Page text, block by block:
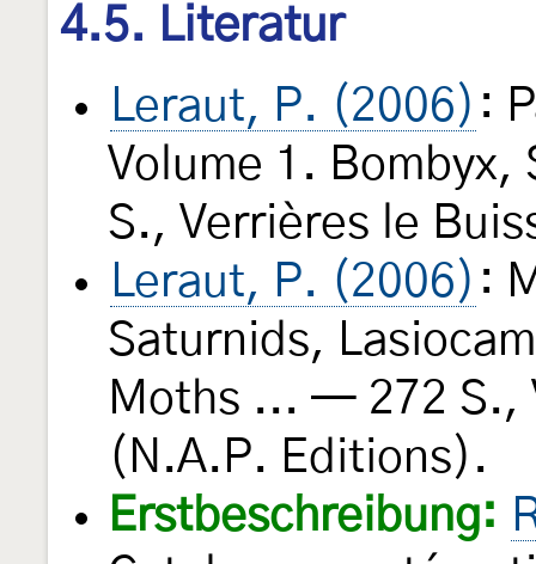
4.5. Literatur
Leraut, P. (2006) :
Volume 1.
S., Verrières le
Leraut, P. (2006) :
Saturnids,
Moths ... — 272 S.,
(N.A.P. Editions).
Erstbeschreibung: